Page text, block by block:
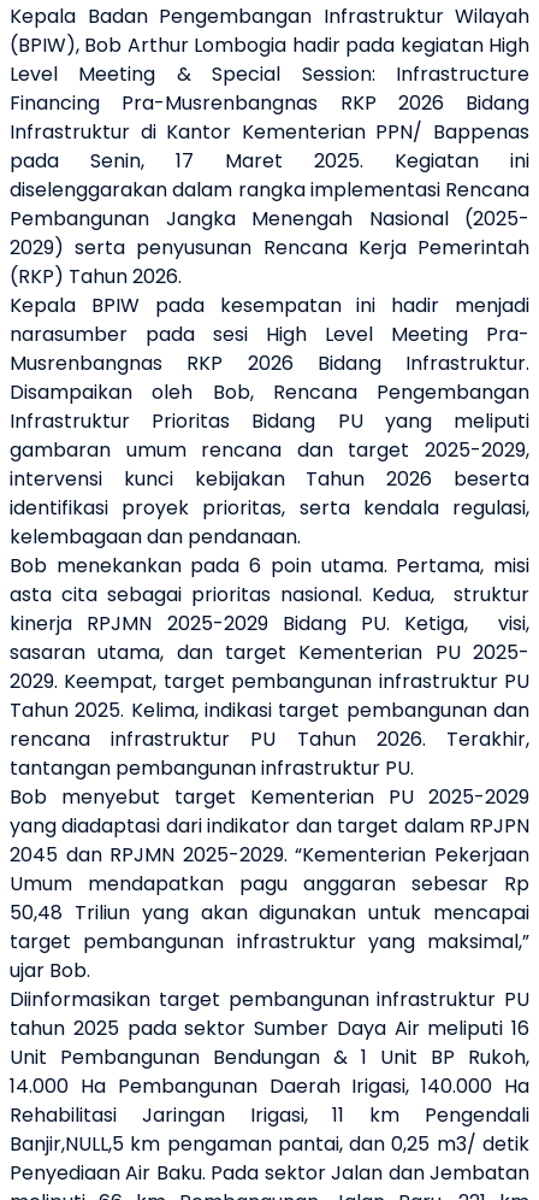
Kepala Badan Pengembangan Infrastruktur Wilayah
(BPIW), Bob Arthur Lombogia hadir pada kegiatan High
Level Meeting & Special Session: Infrastructure
Financing Pra-Musrenbangnas RKP 2026 Bidang
Infrastruktur di Kantor Kementerian PPN/ Bappenas
pada Senin, 17 Maret 2025. Kegiatan ini
diselenggarakan dalam rangka implementasi Rencana
Pembangunan Jangka Menengah Nasional (2025-
2029) serta penyusunan Rencana Kerja Pemerintah
(RKP) Tahun 2026.
Kepala BPIW pada kesempatan ini hadir menjadi
narasumber pada sesi High Level Meeting Pra-
Musrenbangnas RKP 2026 Bidang Infrastruktur.
Disampaikan oleh Bob, Rencana Pengembangan
Infrastruktur Prioritas Bidang PU yang meliputi
gambaran umum rencana dan target 2025-2029,
intervensi kunci kebijakan Tahun 2026 beserta
identifikasi proyek prioritas, serta kendala regulasi,
kelembagaan dan pendanaan.
Bob menekankan pada 6 poin utama. Pertama, misi
asta cita sebagai prioritas nasional. Kedua, struktur
kinerja RPJMN 2025-2029 Bidang PU. Ketiga, visi,
sasaran utama, dan target Kementerian PU 2025-
2029. Keempat, target pembangunan infrastruktur PU
Tahun 2025. Kelima, indikasi target pembangunan dan
rencana infrastruktur PU Tahun 2026. Terakhir,
tantangan pembangunan infrastruktur PU.
Bob menyebut target Kementerian PU 2025-2029
yang diadaptasi dari indikator dan target dalam RPJPN
2045 dan RPJMN 2025-2029. “Kementerian Pekerjaan
Umum mendapatkan pagu anggaran sebesar Rp
50,48 Triliun yang akan digunakan untuk mencapai
target pembangunan infrastruktur yang maksimal,”
ujar Bob.
Diinformasikan target pembangunan infrastruktur PU
tahun 2025 pada sektor Sumber Daya Air meliputi 16
Unit Pembangunan Bendungan & 1 Unit BP Rukoh,
14.000 Ha Pembangunan Daerah Irigasi, 140.000 Ha
Rehabilitasi Jaringan Irigasi, 11 km Pengendali
Banjir,NULL,5 km pengaman pantai, dan 0,25 m3/ detik
Penyediaan Air Baku. Pada sektor Jalan dan Jembatan